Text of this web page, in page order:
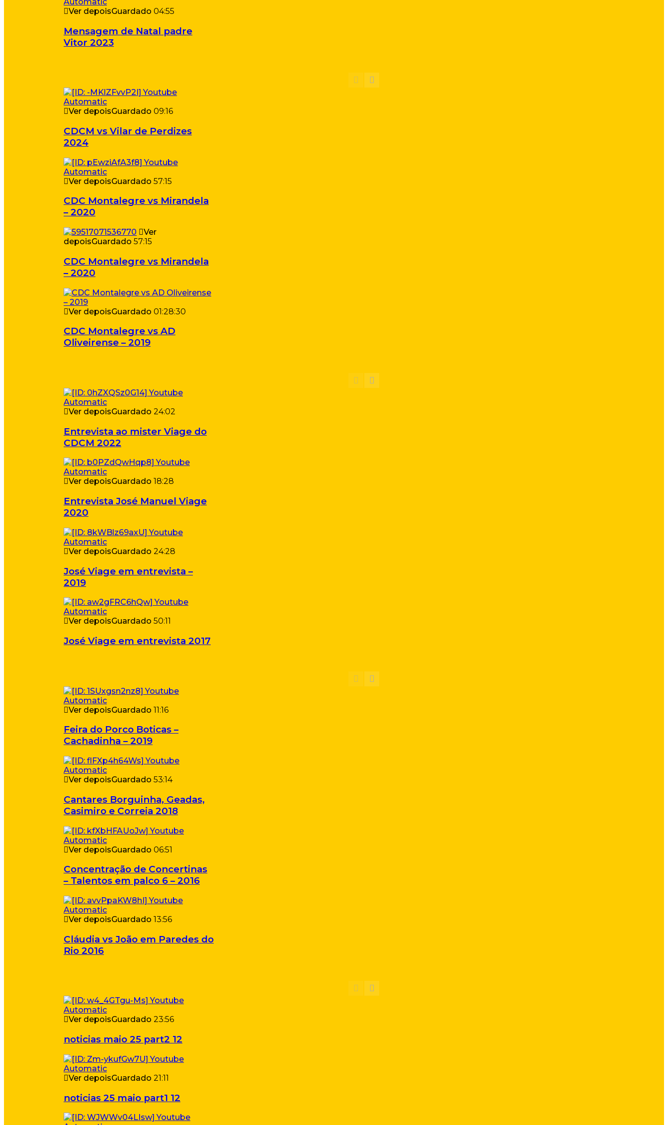
Ver depoisGuardado 04:55
Mensagem de Natal padre
Vitor 2023
Ver depoisGuardado 09:16
CDCM vs Vilar de Perdizes
2024
Ver depoisGuardado 57:15
CDC Montalegre vs Mirandela
– 2020
Ver
depoisGuardado 57:15
CDC Montalegre vs Mirandela
– 2020
Ver depoisGuardado 01:28:30
CDC Montalegre vs AD
Oliveirense – 2019
Ver depoisGuardado 24:02
Entrevista ao mister Viage do
CDCM 2022
Ver depoisGuardado 18:28
Entrevista José Manuel Viage
2020
Ver depoisGuardado 24:28
José Viage em entrevista –
2019
Ver depoisGuardado 50:11
José Viage em entrevista 2017
Ver depoisGuardado 11:16
Feira do Porco Boticas –
Cachadinha – 2019
Ver depoisGuardado 53:14
Cantares Borguinha, Geadas,
Casimiro e Correia 2018
Ver depoisGuardado 06:51
Concentração de Concertinas
– Talentos em palco 6 – 2016
Ver depoisGuardado 13:56
Cláudia vs João em Paredes do
Rio 2016
Ver depoisGuardado 23:56
noticias maio 25 part2 12
Ver depoisGuardado 21:11
noticias 25 maio part1 12